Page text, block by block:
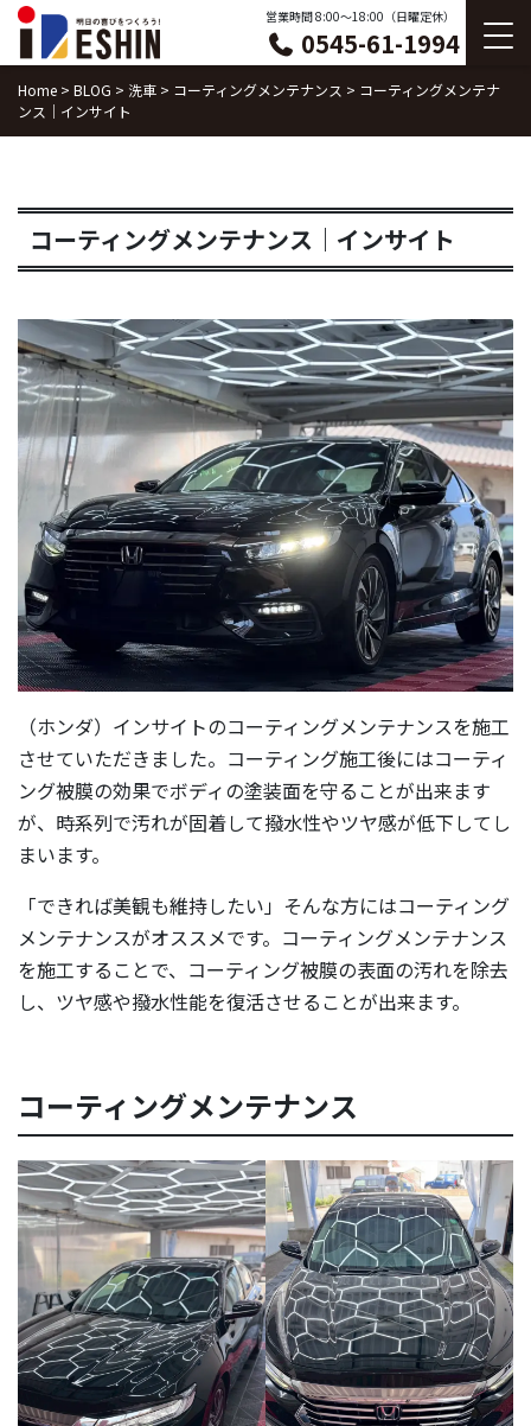
Skip
content
営業時間 8:00〜18:00（日曜定休）
0545-61-1994
Home > BLOG > 洗車 > コーティングメンテナンス > コーティングメンテナ
ンス｜インサイト
コーティングメンテナンス｜インサイト
（ホンダ）インサイトのコーティングメンテナンスを施工
させていただきました。コーティング施工後にはコーティ
ング被膜の効果でボディの塗装面を守ることが出来ます
が、時系列で汚れが固着して撥水性やツヤ感が低下してし
まいます。
「できれば美観も維持したい」そんな方にはコーティング
メンテナンスがオススメです。コーティングメンテナンス
を施工することで、コーティング被膜の表面の汚れを除去
し、ツヤ感や撥水性能を復活させることが出来ます。
コーティングメンテナンス